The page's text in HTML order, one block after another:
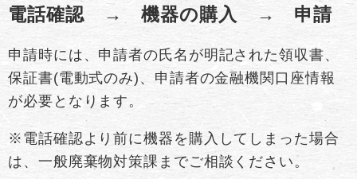
電話確認 → 機器の購入 → 申請
申請時には、申請者の氏名が明記された領収書、
保証書(電動式のみ)、申請者の金融機関口座情報
が必要となります。​
※電話確認より前に機器を購入してしまった場合
は、一般廃棄物対策課までご相談ください。